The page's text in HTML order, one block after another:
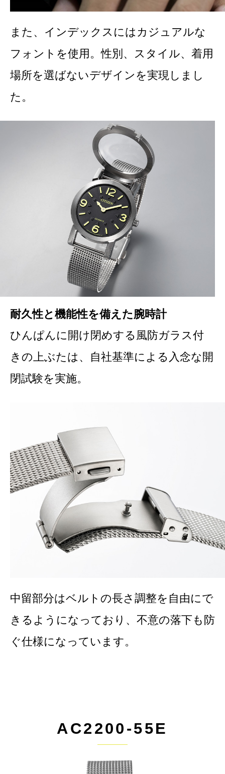
また、インデックスにはカジュアルな
フォントを使用。性別、スタイル、着用
場所を選ばないデザインを実現しまし
た。
耐久性と機能性を備えた腕時計
ひんぱんに開け閉めする風防ガラス付
きの上ぶたは、自社基準による入念な開
閉試験を実施。
中留部分はベルトの長さ調整を自由にで
きるようになっており、不意の落下も防
ぐ仕様になっています。
AC2200-55E